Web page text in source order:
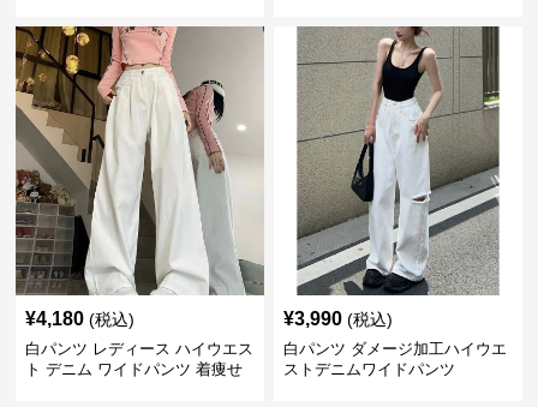
¥4,180 (税込)
白パンツ レディース ハイウエス
ト デニム ワイドパンツ 着痩せ
¥3,990 (税込)
白パンツ ダメージ加工ハイウエ
ストデニムワイドパンツ